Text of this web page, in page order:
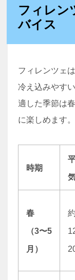
フィレン
バイス
フィレンツェ
冷え込みやす
適した季節は
に楽しめます。
時期
春
（3〜5
月）
約